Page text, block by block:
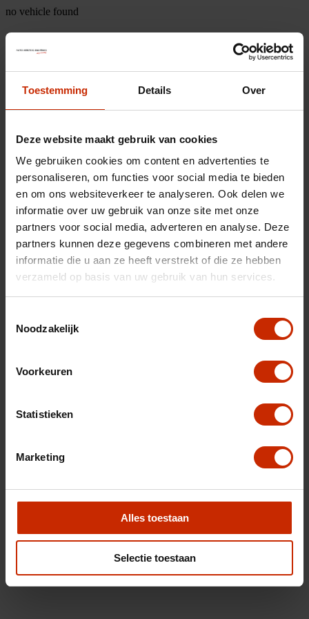
Toestemming Details Over
Deze website maakt gebruik van cookies
We gebruiken cookies om content en advertenties te
personaliseren, om functies voor social media te bieden
en om ons websiteverkeer te analyseren. Ook delen we
informatie over uw gebruik van onze site met onze
partners voor social media, adverteren en analyse. Deze
partners kunnen deze gegevens combineren met andere
informatie die u aan ze heeft verstrekt of die ze hebben
verzameld op basis van uw gebruik van hun services.
Noodzakelijk
Voorkeuren
Statistieken
Marketing
Alles toestaan
Selectie toestaan
no vehicle found